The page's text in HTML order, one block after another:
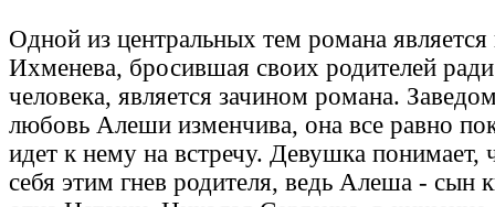
Одной из центральных тем романа
Ихменева, бросившая своих родителей
человека, является зачином романа.
любовь Алеши изменчива, она все равно
идет к нему на встречу. Девушка понимает,
себя этим гнев родителя, ведь Алеша - сын